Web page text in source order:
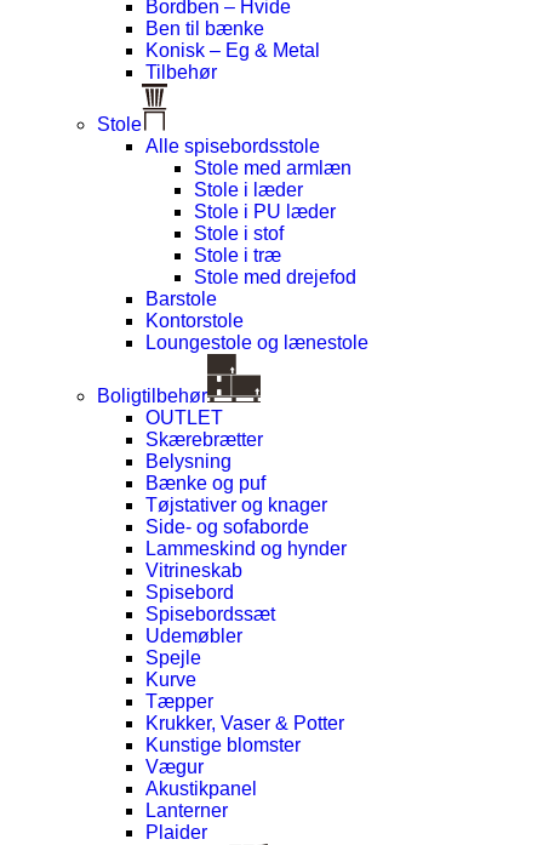
Bordben – Hvide
Ben til bænke
Konisk – Eg & Metal
Tilbehør
Stole
Alle spisebordsstole
Stole med armlæn
Stole i læder
Stole i PU læder
Stole i stof
Stole i træ
Stole med drejefod
Barstole
Kontorstole
Loungestole og lænestole
Boligtilbehør
OUTLET
Skærebrætter
Belysning
Bænke og puf
Tøjstativer og knager
Side- og sofaborde
Lammeskind og hynder
Vitrineskab
Spisebord
Spisebordssæt
Udemøbler
Spejle
Kurve
Tæpper
Krukker, Vaser & Potter
Kunstige blomster
Vægur
Akustikpanel
Lanterner
Plaider